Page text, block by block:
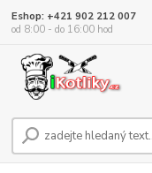
Eshop: +421 902 212 007
od 8:00 - do 16:00 hod